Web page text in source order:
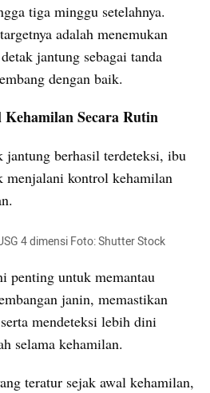
tiga minggu setelahnya.
adalah menemukan
jantung sebagai tanda
dengan baik.
Secara Rutin
jantung berhasil terdeteksi, ibu
kontrol kehamilan
4 dimensi Foto: Shutter Stock
penting untuk memantau
janin, memastikan
mendeteksi lebih dini
selama kehamilan.
teratur sejak awal kehamilan,